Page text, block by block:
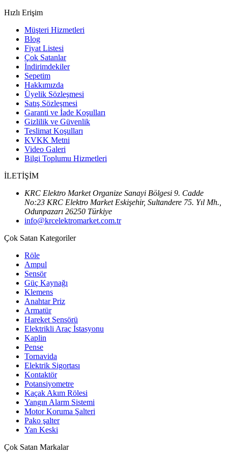
Hızlı Erişim
Müşteri Hizmetleri
Blog
Fiyat Listesi
Çok Satanlar
İndirimdekiler
Sepetim
Hakkımızda
Üyelik Sözleşmesi
Satış Sözleşmesi
Garanti ve İade Koşulları
Gizlilik ve Güvenlik
Teslimat Koşulları
KVKK Metni
Video Galeri
Bilgi Toplumu Hizmetleri
İLETİŞİM
KRC Elektro Market Organize Sanayi Bölgesi 9. Cadde
No:23 KRC Elektro Market Eskişehir, Sultandere 75. Yıl Mh.,
Odunpazarı 26250 Türkiye
info@krcelektromarket.com.tr
Çok Satan Kategoriler
Röle
Ampul
Sensör
Güç Kaynağı
Klemens
Anahtar Priz
Armatür
Hareket Sensörü
Elektrikli Araç İstasyonu
Kaplin
Pense
Tornavida
Elektrik Sigortası
Kontaktör
Potansiyometre
Kaçak Akım Rölesi
Yangın Alarm Sistemi
Motor Koruma Şalteri
Pako şalter
Yan Keski
Çok Satan Markalar